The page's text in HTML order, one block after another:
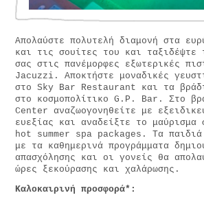
Απολαύστε πολυτελή διαμονή στα
και τις σουίτες του και ταξιδέψτε
σας στις πανέμορφες εξωτερικές
Jacuzzi. Αποκτήστε μοναδικές
στο Sky Βar Restaurant και τα
στο κοσμοπολίτικο G.P. Bar. Στο
Center αναζωογονηθείτε με
ευεξίας και αναδείξτε το
hot summer spa packages. Τα παιδιά
με τα καθημερινά προγράμματα
απασχόλησης και οι γονείς θα
ώρες ξεκούρασης και χαλάρωσης.
Καλοκαιρινή προσφορά*: